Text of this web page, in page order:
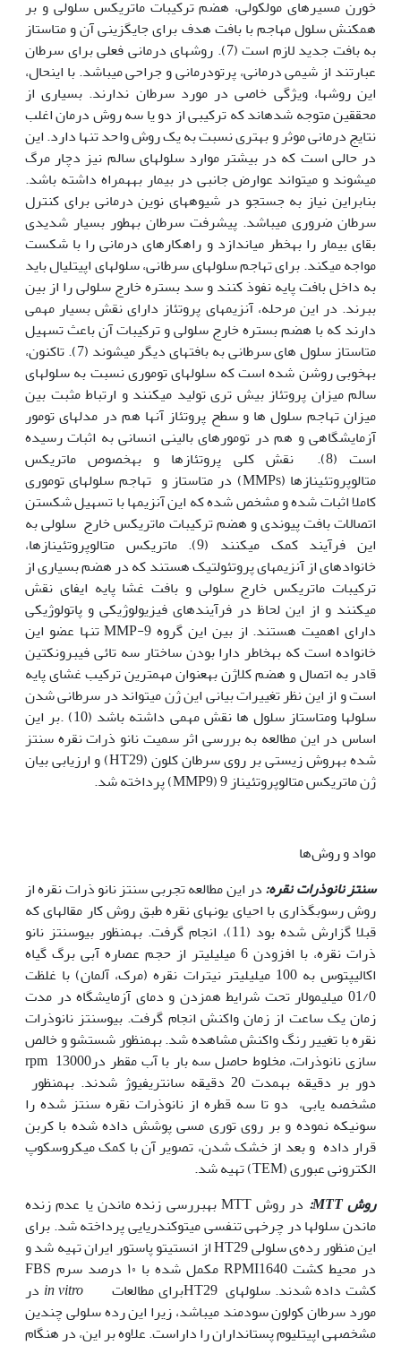
خورن مسیرهای مولکولی، هضم ترکیبات ماتریکس سلولی و بر
هم‫کنش سلول مهاجم با بافت هدف برای جایگزینی آن و متاستاز
به بافت جدید لازم است (7). روش‏های درمانی فعلی برای سرطان
عبارتند از شیمی درمانی، پرتودرمانی و جراحی می‏باشد. با این‫حال،
این روش‫ها، ویژگی خاصی در مورد سرطان ندارند. بسیاری از
محققین متوجه شده‏اند که ترکیبی از دو یا سه روش درمان اغلب
نتایج درمانی موثر و بهتری نسبت به یک روش واحد تنها دارد. این
در حالی است که در بیشتر موارد سلول‏های سالم نیز دچار مرگ
می‏شوند و می‏تواند عوارض جانبی در بیمار به‏همراه داشته باشد.
بنابراین نیاز به جستجو در شیوه‏های نوین درمانی برای کنترل
سرطان ضروری می‏باشد. پیشرفت سرطان به‏طور بسیار شدیدی
بقای بیمار را به‏خطر می‏اندازد و راهکارهای درمانی را با شکست
مواجه می‏کند. برای تهاجم سلول‏های سرطانی، سلول‏های اپیتلیال باید
به داخل بافت پایه نفوذ کنند و سد بستره خارج سلولی را از بین
ببرند. در این مرحله، آنزیم‏های پروتئاز دارای نقش بسیار مهمی
دارند که با هضم بستره خارج سلولی و ترکیبات آن باعث تسهیل
متاستاز سلول های سرطانی به بافت‏های دیگر می‏شوند (7). تاکنون،
به‫خوبی روشن شده است که سلول‏های توموری نسبت به سلول‫های
سالم میزان پروتئاز بیش تری تولید می‏کنند و ارتباط مثبت بین
میزان تهاجم سلول ها و سطح پروتئاز آن‏ها هم در مدل‏های تومور
آزمایشگاهی و هم در تومورهای بالینی انسانی به اثبات رسیده
است (8). نقش کلی پروتئازها و به‏خصوص ماتریکس
متالوپروتئینازها (MMPs) در متاستاز و تهاجم سلول‏های توموری
کاملا اثبات شده و مشخص شده که این آنزیم‫ها با تسهیل شکستن
اتصالات بافت پیوندی و هضم ترکیبات ماتریکس خارج سلولی به
این فرآیند کمک می‏کنند (9). ماتریکس متالوپروتئینازها،
خانواده‏ای از آنزیم‏های پروتئولتیک هستند که در هضم بسیاری از
ترکیبات ماتریکس خارج سلولی و بافت غشا پایه ایفای نقش
می‏کنند و از این لحاظ در فرآیندهای فیزیولوژیکی و پاتولوژیکی
دارای اهمیت هستند. از بین این گروه MMP-9 تنها عضو این
خانواده است که به‏خاطر دارا بودن ساختار سه تائی فیبرونکتین
قادر به اتصال و هضم کلاژن به‏عنوان مهم‫ترین ترکیب غشای پایه
است و از این نظر تغییرات بیانی این ژن می‏تواند در سرطانی شدن
سلول‏ها ومتاستاز سلول ها نقش مهمی داشته باشد (10) .بر این
اساس در این مطالعه به ‏بررسی اثر سمیت نانو ذرات نقره سنتز
شده به‏روش زیستی بر روی سرطان کلون (HT29) و ارزیابی بیان
ژن ماتریکس متالوپروتئیناز 9 (MMP9) پرداخته شد.
مواد و روش‌ها
سنتز نانوذرات نقره:در این مطالعه تجربی سنتز نانو ذرات نقره از
روش رسوب‏گذاری با احیای یون‏های نقره طبق روش کار مقاله‏ای که
قبلا گزارش شده بود (11)، انجام گرفت. به‏منظور بیوسنتز نانو
ذرات نقره، با افزودن 6 میلی‫لیتر از حجم عصاره آبی برگ گیاه
اکالیپتوس به 100 میلی‫لیتر نیترات نقره (مرک، آلمان) با غلظت
01/0 میلی‫مولار تحت شرایط همزدن و دمای آزمایشگاه در مدت
زمان یک ساعت از زمان واکنش انجام گرفت. بیوسنتز نانوذرات
نقره با تغییر رنگ واکنش مشاهده شد. به‏منظور شستشو و خالص
سازی نانوذرات، مخلوط حاصل سه بار با آب مقطر درrpm 13000
دور بر دقیقه به‏مدت 20 دقیقه سانتریفیوژ شدند. به‏منظور
مشخصه یابی، دو تا سه قطره از نانوذرات نقره سنتز شده را
سونیکه نموده و بر روی توری مسی پوشش داده شده با کربن
قرار داده و بعد از خشک شدن، تصویر آن با کمک میکروسکوپ
الکترونی عبوری (TEM) تهیه شد.
روشMTT
:
در روش MTT به‏بررسی زنده ماندن یا عدم زنده
ماندن سلول‏ها در چرخه‏ی تنفسی میتوکندریایی پرداخته شد. برای
این منظور رده‏‌ی سلولی HT29 از انستیتو پاستور ایران تهیه شد و
در محیط کشت RPMI1640 مکمل شده با ١٠ درصد سرم FBS
کشت داده شدند. سلول‏های HT29برای مطالعات
in vitro در
مورد سرطان کولون سودمند می‏باشد، زیرا این رده سلولی چندین
مشخصه‏ی اپی‫تلیوم پستانداران را داراست. علاوه ‏بر این، در هنگام